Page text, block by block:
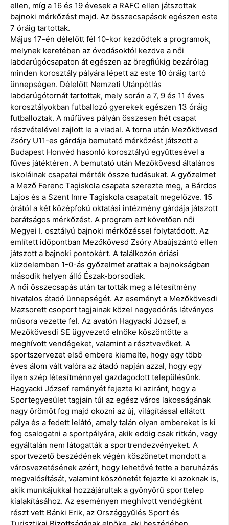
ellen, míg a 16 és 19 évesek a RAFC ellen játszottak
bajnoki mérkőzést majd. Az összecsapások egészen este
7 óráig tartottak.
Május 17-én délelőtt fél 10-kor kezdődtek a programok,
melynek keretében az óvodásoktól kezdve a női
labdarúgócsapaton át egészen az öregfiúkig bezárólag
minden korosztály pályára lépett az este 10 óráig tartó
ünnepségen. Délelőtt Nemzeti Utánpótlás
labdarúgótornát tartottak, mely során a 7, 9 és 11 éves
korosztályokban futballozó gyerekek egészen 13 óráig
futballoztak. A műfüves pályán összesen hét csapat
részvételével zajlott le a viadal. A torna után Mezőkövesd
Zsóry U11-es gárdája bemutató mérkőzést játszott a
Budapest Honvéd hasonló korosztályú együttesével a
füves játéktéren. A bemutató után Mezőkövesd általános
iskoláinak csapatai mérték össze tudásukat. A győzelmet
a Mező Ferenc Tagiskola csapata szerezte meg, a Bárdos
Lajos és a Szent Imre Tagiskola csapatait megelőzve. 15
órától a két középfokú oktatási intézmény gárdája játszott
barátságos mérkőzést. A program ezt követően női
Megyei I. osztályú bajnoki mérkőzéssel folytatódott. Az
említett időpontban Mezőkövesd Zsóry Abaújszántó ellen
játszott a bajnoki pontokért. A találkozón óriási
küzdelemben 1-0-ás győzelmet arattak a bajnokságban
második helyen álló Észak-borsodiak.
A női összecsapás után tartották meg a létesítmény
hivatalos átadó ünnepségét. Az eseményt a Mezőkövesdi
Mazsorett csoport tagjainak közel negyedórás látványos
műsora vezette fel. Az avatón Hagyacki József, a
Mezőkövesdi SE ügyvezető elnöke köszöntötte a
meghívott vendégeket, valamint a résztvevőket. A
sportszervezet első embere kiemelte, hogy egy több
éves álom vált valóra az átadó napján azzal, hogy egy
ilyen szép létesítménnyel gazdagodott településünk.
Hagyacki József reményét fejezte ki aziránt, hogy a
Sportegyesület tagjain túl az egész város lakosságának
nagy örömöt fog majd okozni az új, világítással ellátott
pálya és a fedett lelátó, amely talán olyan embereket is ki
fog csalogatni a sportpályára, akik eddig csak ritkán, vagy
egyáltalán nem látogatták a sportrendezvényeket. A
sportvezető beszédének végén köszönetet mondott a
városvezetésének azért, hogy lehetővé tette a beruházás
megvalósítását, valamint köszönetét fejezte ki azoknak is,
akik munkájukkal hozzájárultak a gyönyörű sporttelep
kialakításához. Az eseményen meghívott vendégként
részt vett Bánki Erik, az Országgyűlés Sport és